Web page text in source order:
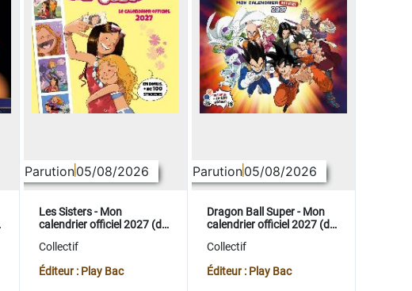
Parution05/08/2026
Les Sisters - Mon
calendrier officiel 2027 (de
Collectif
Éditeur : Play Bac
Parution05/08/2026
Dragon Ball Super - Mon
calendrier officiel 2027 (de
Collectif
Éditeur : Play Bac